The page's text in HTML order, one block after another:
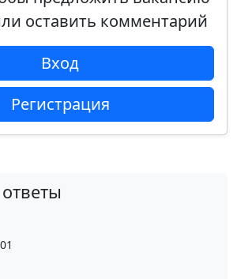
оставить комментарий
Вход
Регистрация